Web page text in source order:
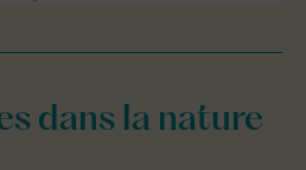
dans la nature